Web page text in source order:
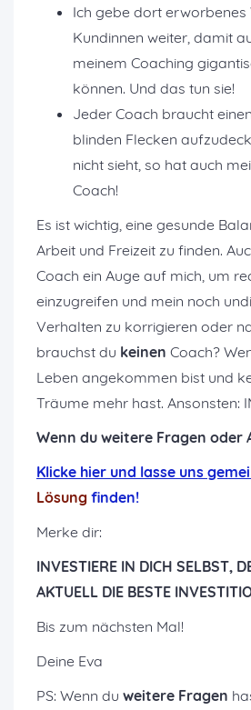
Ich gebe dort erworbenes
Kundinnen weiter, damit
meinem Coaching
können. Und das tun sie!
Jeder Coach braucht
blinden Flecken
nicht sieht, so hat auch
Coach!
Es ist wichtig, eine gesunde
Arbeit und Freizeit zu finden.
Coach ein Auge auf mich, um
einzugreifen und mein noch
Verhalten zu korrigieren oder
brauchst du keinen Coach?
Leben angekommen bist und
Träume mehr hast. Ansonsten:
Wenn du weitere Fragen oder
Klicke hier und lasse uns
Lösung finden!
Merke dir:
INVESTIERE IN DICH SELBST,
AKTUELL DIE BESTE
Bis zum nächsten Mal!
Deine Eva
PS: Wenn du weitere Fragen